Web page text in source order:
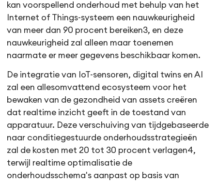
kan voorspellend onderhoud met behulp van het
Internet of Things-systeem een nauwkeurigheid
van meer dan 90 procent bereiken3, en deze
nauwkeurigheid zal alleen maar toenemen
naarmate er meer gegevens beschikbaar komen.
De integratie van IoT-sensoren, digital twins en AI
zal een allesomvattend ecosysteem voor het
bewaken van de gezondheid van assets creëren
dat realtime inzicht geeft in de toestand van
apparatuur. Deze verschuiving van tijdgebaseerde
naar conditiegestuurde onderhoudsstrategieën
zal de kosten met 20 tot 30 procent verlagen4,
terwijl realtime optimalisatie de
onderhoudsschema's aanpast op basis van